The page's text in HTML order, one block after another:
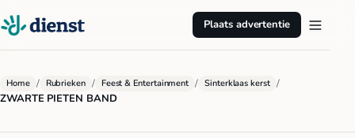
Plaats advertentie
Home / Rubrieken / Feest & Entertainment / Sinterklaas kerst /
ZWARTE PIETEN BAND